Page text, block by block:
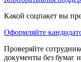
Какой соцпакет вы
Оформляйте
Проверяйте
документы без бумаг